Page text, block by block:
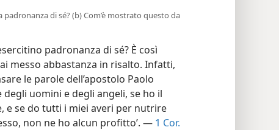
padronanza di sé? (b) Com’è mostrato questo da
padronanza di sé? È così
messo abbastanza in risalto. Infatti,
le parole dell’apostolo Paolo
degli uomini e degli angeli, se ho il
e se do tutti i miei averi per nutrire
non ne ho alcun profitto’. — 1 Cor.